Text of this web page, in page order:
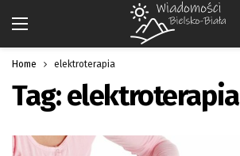
Home elektroterapia
Tag:elektroterapia